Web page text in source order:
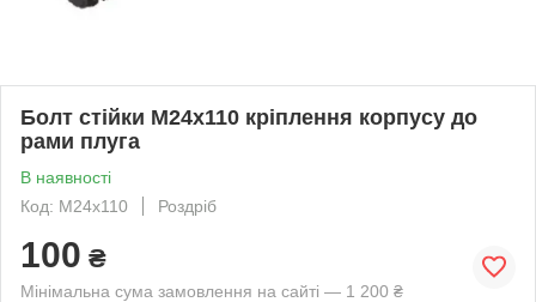
Болт стійки М24х110 кріплення корпусу до
рами плуга
В наявності
Код: М24х110
Роздріб
100 ₴
Мінімальна сума замовлення на сайті — 1 200 ₴